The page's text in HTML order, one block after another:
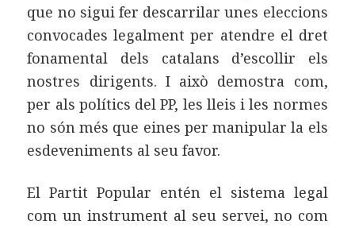
que no sigui fer descarrilar unes eleccions
convocades legalment per atendre el dret
fonamental dels catalans d’escollir els
nostres dirigents. I això demostra com,
per als polítics del PP, les lleis i les normes
no són més que eines per manipular la els
esdeveniments al seu favor.
El Partit Popular entén el sistema legal
com un instrument al seu servei, no com